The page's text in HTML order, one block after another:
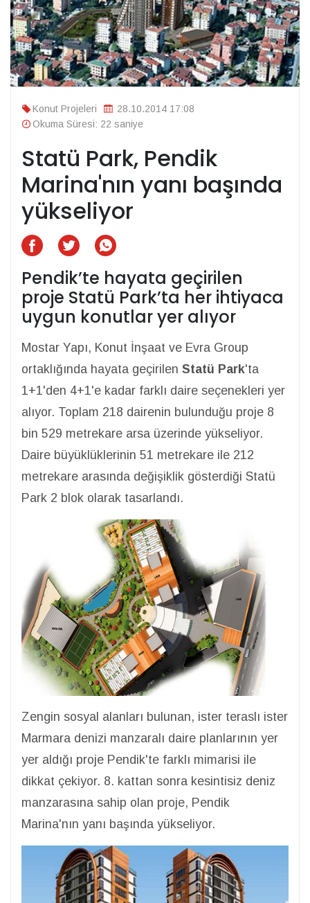
Konut Projeleri
28.10.2014 17:08
Okuma Süresi: 22 saniye
Statü Park, Pendik
Marina'nın yanı başında
yükseliyor
Pendik’te hayata geçirilen
proje Statü Park’ta her ihtiyaca
uygun konutlar yer alıyor
Mostar Yapı, Konut İnşaat ve Evra Group
ortaklığında hayata geçirilen Statü Park'ta
1+1'den 4+1'e kadar farklı daire seçenekleri yer
alıyor. Toplam 218 dairenin bulunduğu proje 8
bin 529 metrekare arsa üzerinde yükseliyor.
Daire büyüklüklerinin 51 metrekare ile 212
metrekare arasında değişiklik gösterdiği Statü
Park 2 blok olarak tasarlandı.
Zengin sosyal alanları bulunan, ister teraslı ister
Marmara denizi manzaralı daire planlarının yer
yer aldığı proje Pendik'te farklı mimarisi ile
dikkat çekiyor. 8. kattan sonra kesintisiz deniz
manzarasına sahip olan proje, Pendik
Marina'nın yanı başında yükseliyor.